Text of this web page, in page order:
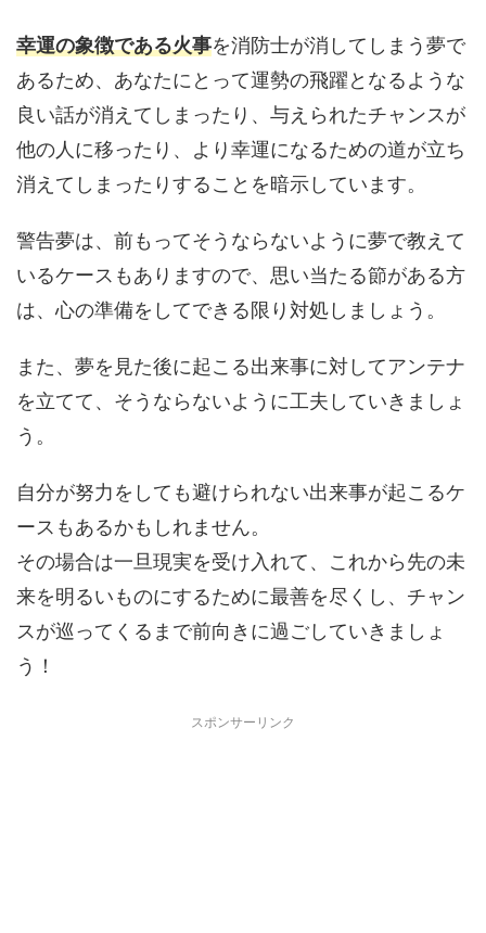
幸運の象徴である火事を消防士が消してしまう夢で
あるため、あなたにとって運勢の飛躍となるような
良い話が消えてしまったり、与えられたチャンスが
他の人に移ったり、より幸運になるための道が立ち
消えてしまったりすることを暗示しています。
警告夢は、前もってそうならないように夢で教えて
いるケースもありますので、思い当たる節がある方
は、心の準備をしてできる限り対処しましょう。
また、夢を見た後に起こる出来事に対してアンテナ
を立てて、そうならないように工夫していきましょ
う。
自分が努力をしても避けられない出来事が起こるケ
ースもあるかもしれません。
その場合は一旦現実を受け入れて、これから先の未
来を明るいものにするために最善を尽くし、チャン
スが巡ってくるまで前向きに過ごしていきましょ
う！
スポンサーリンク